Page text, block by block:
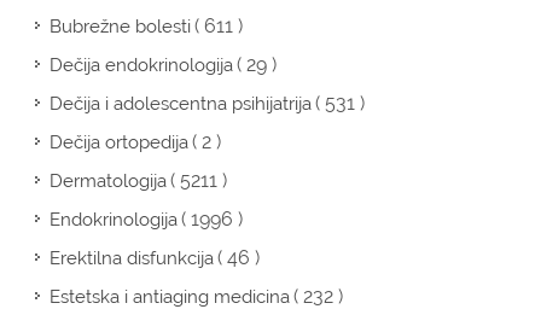
Bubrežne bolesti( 611 )
Dečija endokrinologija( 29 )
Dečija i adolescentna psihijatrija( 531 )
Dečija ortopedija( 2 )
Dermatologija( 5211 )
Endokrinologija( 1996 )
Erektilna disfunkcija( 46 )
Estetska i antiaging medicina( 232 )